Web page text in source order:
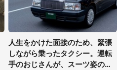
人生をかけた面接のため、緊張
しながら乗ったタクシー。運転
手のおじさんが、スーツ姿の私